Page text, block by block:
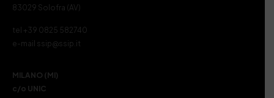
83029 Solofra (AV)
tel +39 0825 582740
e-mail ssip@ssip.it
MILANO (MI)
c/o UNIC